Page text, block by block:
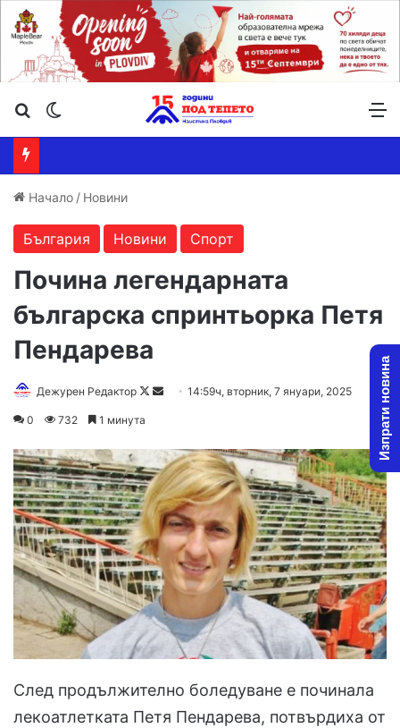
Търсене ...
Начало / Новини
България Новини Спорт
Почина легендарната
българска спринтьорка Петя
Пендарева
Дежурен Редактор
Follow
Send14:59ч, вторник, 7 януари, 2025
0 732 1 минута
След продължително боледуване е починала
лекоатлетката Петя Пендарева, потвърдиха от
Изпрати новина